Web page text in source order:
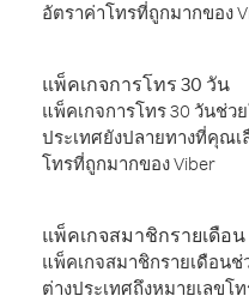
อัตราค่าโทรที่ถูกมากของ
แพ็คเกจการโทร 30 วัน
แพ็คเกจการโทร 30 วันช่
ประเทศยังปลายทางที่คุณเ
โทรที่ถูกมากของ Viber
แพ็คเกจสมาชิกรายเดือน
แพ็คเกจสมาชิกรายเดือน
ต่างประเทศถึงหมายเลข